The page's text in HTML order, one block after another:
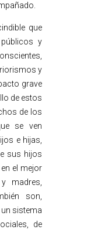
que
y
y
grave
de estos
de los
se ven
e hijas,
sus hijos
el mejor
madres,
son,
sistema
de